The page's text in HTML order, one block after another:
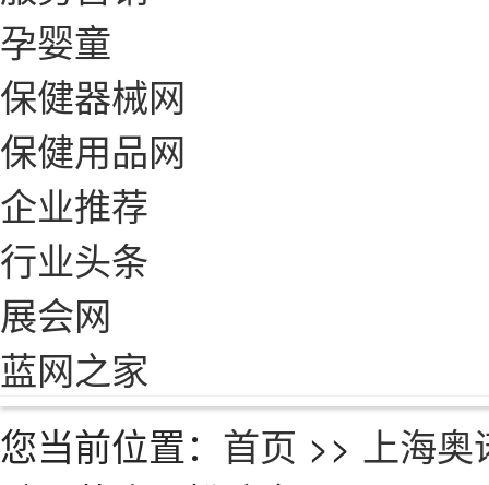
孕婴童
保健器械网
保健用品网
企业推荐
行业头条
展会网
蓝网之家
您当前位置： 首页 >> 上海奥